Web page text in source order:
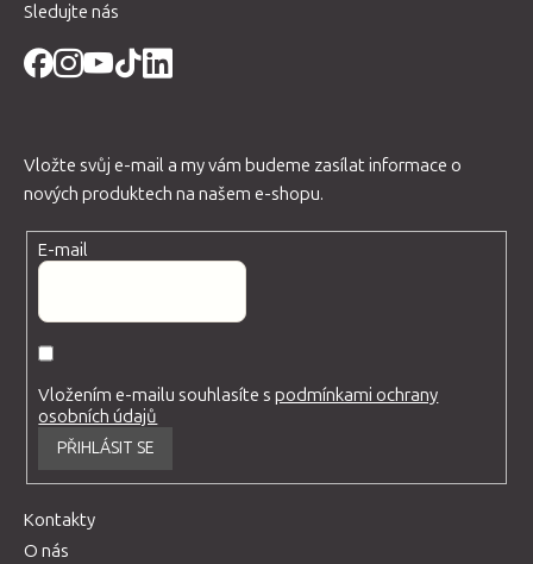
Sledujte nás
Vložte svůj e-mail a my vám budeme zasílat informace o
nových produktech na našem e-shopu.
E-mail
Vložením e-mailu souhlasíte spodmínkami ochrany
osobních údajů
PŘIHLÁSIT SE
Kontakty
O nás